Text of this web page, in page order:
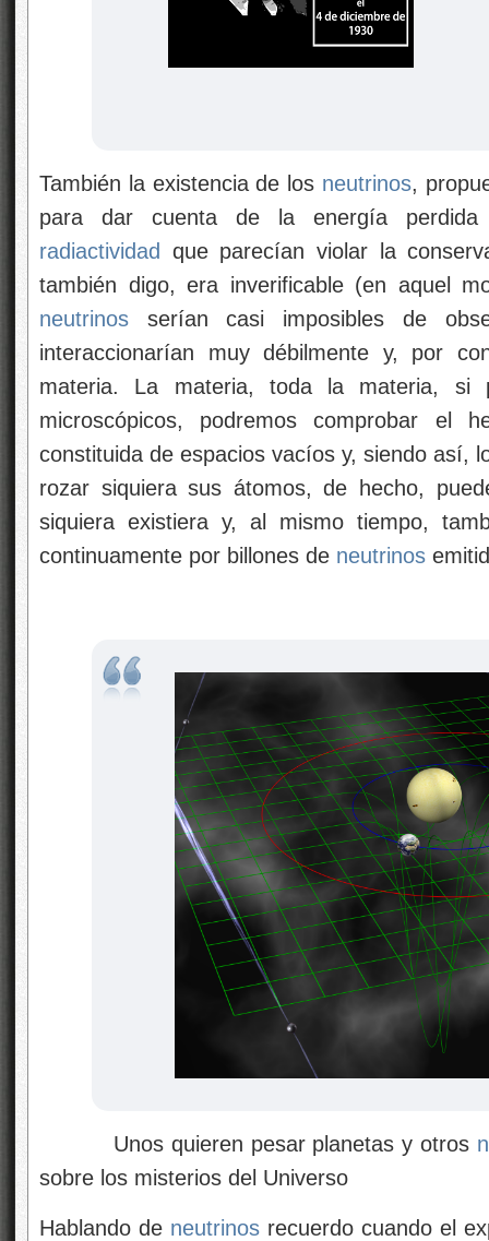
También la existencia de los neutrinos,
para dar cuenta de la energía perdida
radiactividad
que parecían violar la
también digo, era inverificable (en aquel
neutrinos serían casi imposibles de
interaccionarían muy débilmente y, por
materia. La materia, toda la materia, si
microscópicos, podremos comprobar
constituida de espacios vacíos y, siendo así,
rozar siquiera sus átomos, de hecho,
siquiera existiera y, al mismo tiempo,
continuamente por billones de neutrinos
Unos quieren pesar planetas y otros
sobre los misterios del Universo
Hablando de neutrinos recuerdo cuando el